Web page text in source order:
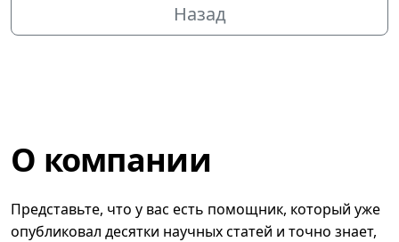
Назад
О компании
Представьте, что у вас есть помощник, который уже
опубликовал десятки научных статей и точно знает,